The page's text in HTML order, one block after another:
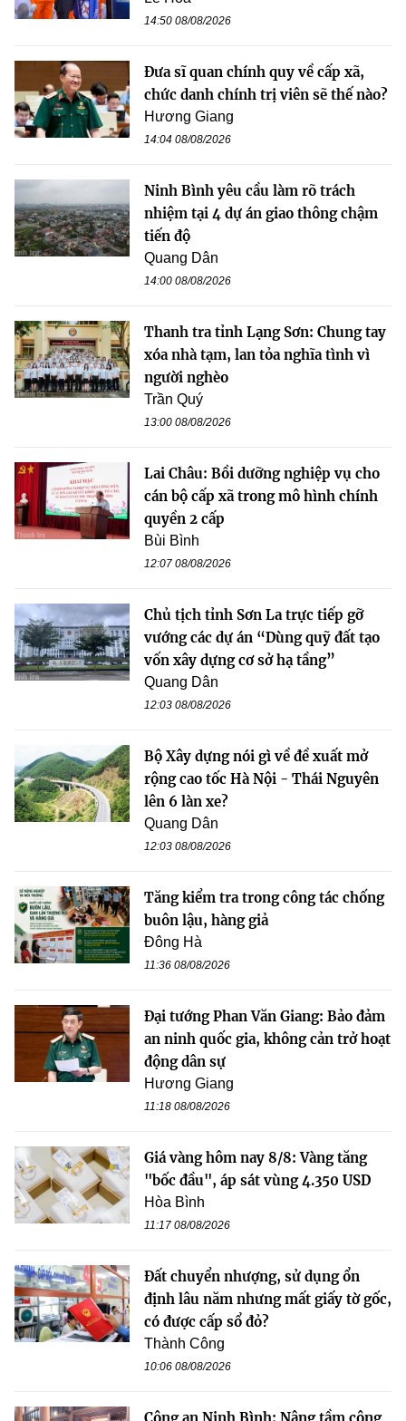
14:50 08/08/2026
Đưa sĩ quan chính quy về cấp xã,
chức danh chính trị viên sẽ thế nào?
Hương Giang
14:04 08/08/2026
Ninh Bình yêu cầu làm rõ trách
nhiệm tại 4 dự án giao thông chậm
tiến độ
Quang Dân
14:00 08/08/2026
Thanh tra tỉnh Lạng Sơn: Chung tay
xóa nhà tạm, lan tỏa nghĩa tình vì
người nghèo
Trần Quý
13:00 08/08/2026
Lai Châu: Bồi dưỡng nghiệp vụ cho
cán bộ cấp xã trong mô hình chính
quyền 2 cấp
Bùi Bình
12:07 08/08/2026
Chủ tịch tỉnh Sơn La trực tiếp gỡ
vướng các dự án “Dùng quỹ đất tạo
vốn xây dựng cơ sở hạ tầng”
Quang Dân
12:03 08/08/2026
Bộ Xây dựng nói gì về đề xuất mở
rộng cao tốc Hà Nội - Thái Nguyên
lên 6 làn xe?
Quang Dân
12:03 08/08/2026
Tăng kiểm tra trong công tác chống
buôn lậu, hàng giả
Đông Hà
11:36 08/08/2026
Đại tướng Phan Văn Giang: Bảo đảm
an ninh quốc gia, không cản trở hoạt
động dân sự
Hương Giang
11:18 08/08/2026
Giá vàng hôm nay 8/8: Vàng tăng
"bốc đầu", áp sát vùng 4.350 USD
Hòa Bình
11:17 08/08/2026
Đất chuyển nhượng, sử dụng ổn
định lâu năm nhưng mất giấy tờ gốc,
có được cấp sổ đỏ?
Thành Công
10:06 08/08/2026